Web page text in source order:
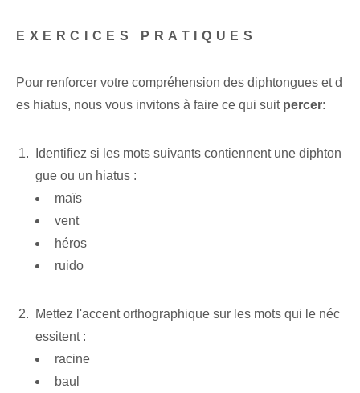
EXERCICES PRATIQUES
Pour renforcer votre compréhension des diphtongues et d
es hiatus, nous vous invitons à faire ce qui suit percer:
Identifiez si les mots suivants contiennent une diphton
gue ou un hiatus :
maïs
vent
héros
ruido
Mettez l'accent orthographique sur les mots qui le néc
essitent :
racine
baul